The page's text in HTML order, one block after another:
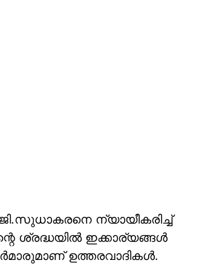
ന്യായീകരിച്ച്
ശ്രദ്ധയില്‍ ഇക്കാര്യങ്ങള്‍
ഉത്തരവാദികള്‍.